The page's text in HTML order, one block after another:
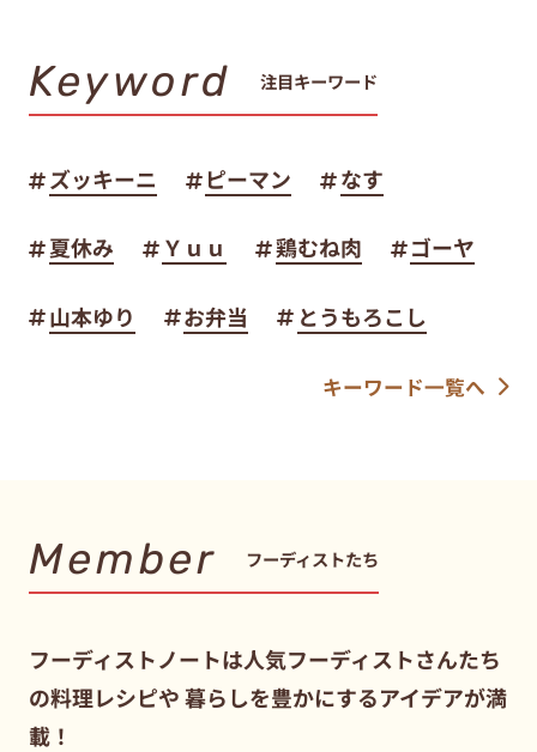
Keyword 注目キーワード
ズッキーニ ピーマン なす
夏休み Ｙｕｕ 鶏むね肉 ゴーヤ
山本ゆり お弁当 とうもろこし
キーワード一覧へ
Member フーディストたち
フーディストノートは人気フーディストさんたち
の料理レシピや暮らしを豊かにするアイデアが満
載！